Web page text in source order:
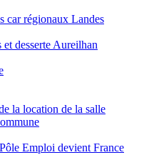
car régionaux Landes
desserte Aureilhan
la location de la salle
Emploi devient France